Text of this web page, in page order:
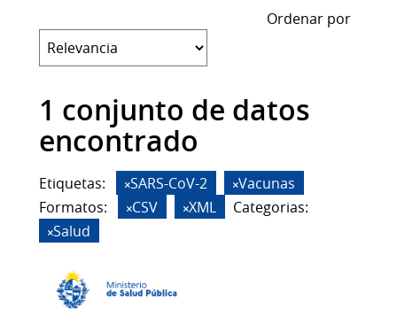
Ordenar por
1 conjunto de datos
encontrado
Etiquetas: SARS-CoV-2
Vacunas
Formatos:
CSV XML
Categorias:
Salud